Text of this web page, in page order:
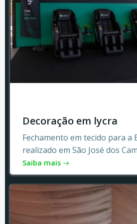
Decoração em lycra
Fechamento em tecido para a
realizado em São José dos
Saiba mais